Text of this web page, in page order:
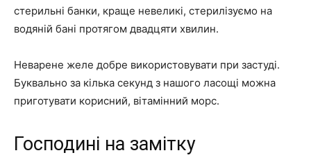
стерильні банки, краще невеликі, стерилізуємо на
водяній бані протягом двадцяти хвилин.
Неварене желе добре використовувати при застуді.
Буквально за кілька секунд з нашого ласощі можна
приготувати корисний, вітамінний морс.
Господині на замітку